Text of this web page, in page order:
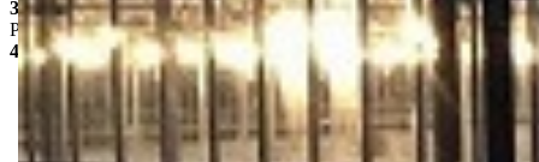
3.2) Oprema
Potopite materijal i opremu u 1-2% rastvor Huwa-San 50 AGRO i
4) Tretman semena i sadnog materijala